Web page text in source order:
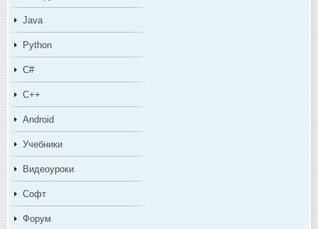
Java
Python
C#
C++
Android
Учебники
Видеоуроки
Софт
Форум